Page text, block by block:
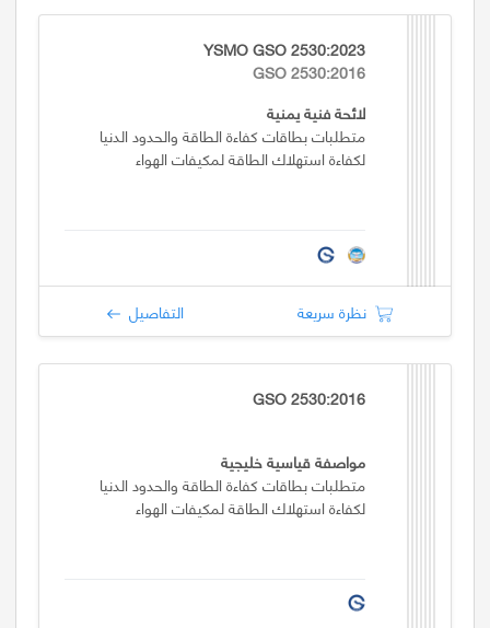
YSMO GSO 2530:2023
GSO 2530:2016
لائحة فنية يمنية
متطلبات بطاقات كفاءة الطاقة والحدود الدنيا
لكفاءة استهلاك الطاقة لمكيفات الهواء
نظرة سريعة التفاصيل
GSO 2530:2016
مواصفة قياسية خليجية
متطلبات بطاقات كفاءة الطاقة والحدود الدنيا
لكفاءة استهلاك الطاقة لمكيفات الهواء